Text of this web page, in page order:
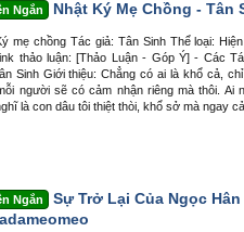
Ngắn Nhật Ký Mẹ Chồng - Tân
mẹ chồng Tác giả: Tân Sinh Thể loại:
thảo luận: [Thảo Luận - Góp Ý] - Các
Sinh Giới thiệu: Chẳng có ai là khổ cả,
người sẽ có cảm nhận riêng mà thôi. Ai
là con dâu tôi thiệt thòi, khổ sở mà ngay
Ngắn
Sự Trở Lại Của Ngọc Hân